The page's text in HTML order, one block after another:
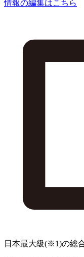
情報の編集はこちら
日本最大級(※1)の総